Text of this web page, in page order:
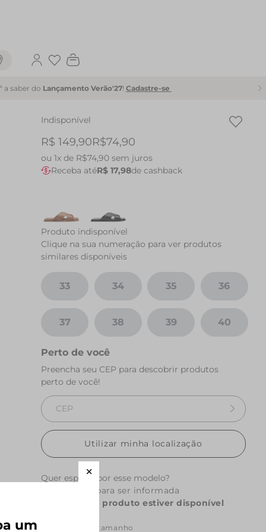
a saber do Lançamento Verão'27! Cadastre-se
Indisponível
R$ 149,90R$74,90
ou 1x de R$74,90 sem juros
Receba atéR$ 17,98de cashback
Produto indisponível
Clique na sua numeração para ver produtos
similares disponíveis
33 34 35 36
37 38 39 40
Perto de você
Preencha seu CEP para descobrir produtos
perto de você!
Utilizar minha localização
Quer esperar por esse modelo?
Cadastre-se para ser informada
quando este produto estiver disponível
Selecione um tamanho
um